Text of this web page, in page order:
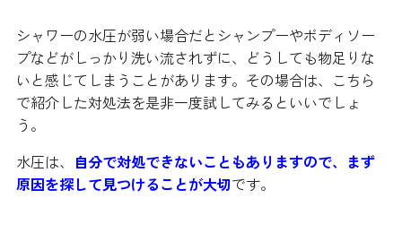
シャワーの水圧が弱い場合だとシャンプーやボディソー
プなどがしっかり洗い流されずに、どうしても物足りな
いと感じてしまうことがあります。その場合は、こちら
で紹介した対処法を是非一度試してみるといいでしょ
う。
水圧は、 自分で対処できないこともありますので、まず
原因を探して見つけることが大切です。